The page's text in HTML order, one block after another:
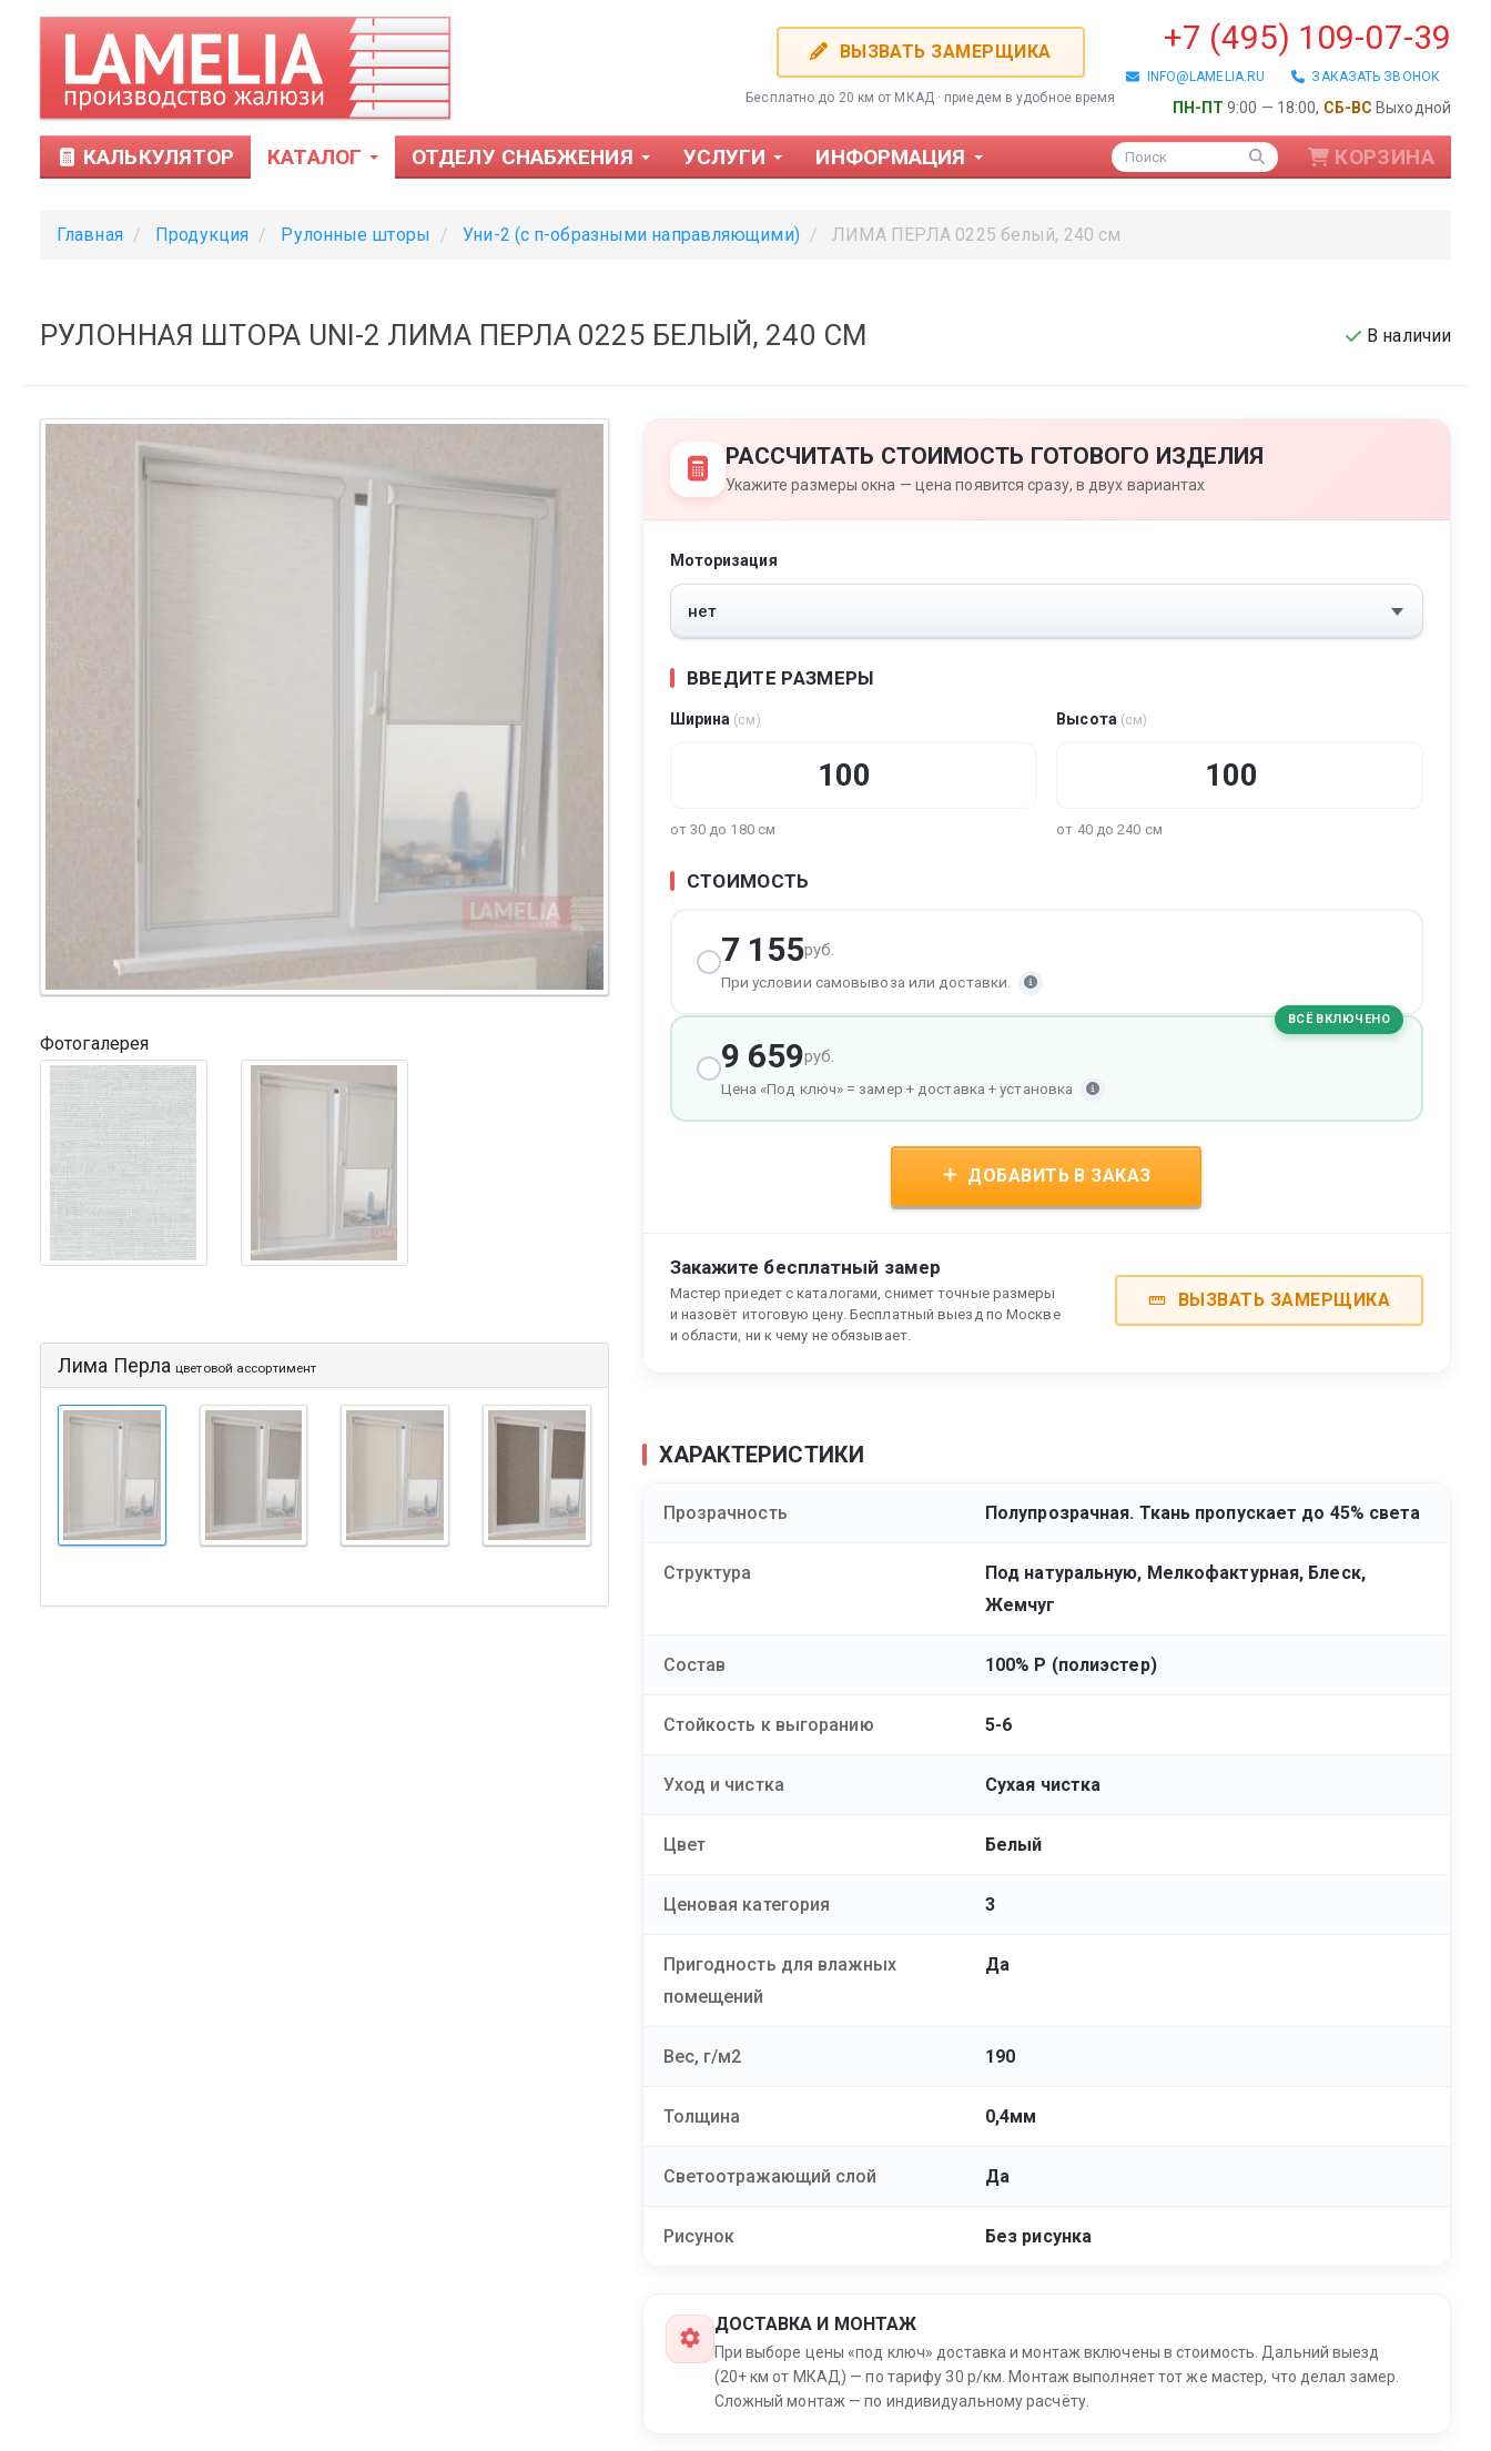
ВЫЗВАТЬ ЗАМЕРЩИКА
Бесплатно до 20 км от МКАД · приедем в удобное время
+7 (495) 109-07-39
INFO@LAMELIA.RU ЗАКАЗАТЬ ЗВОНОК
ПН-ПТ 9:00 — 18:00, СБ-ВС Выходной
КАЛЬКУЛЯТОР КАТАЛОГ ОТДЕЛУ СНАБЖЕНИЯ УСЛУГИ ИНФОРМАЦИЯ Поиск КОРЗИНА
Главная Продукция Рулонные шторы Уни-2 (с п-образными направляющими) ЛИМА ПЕРЛА 0225 белый, 240 см
РУЛОННАЯ ШТОРА UNI-2 ЛИМА ПЕРЛА 0225 БЕЛЫЙ, 240 СМ В наличии
Фотогалерея
Лима Перлацветовой ассортимент
РАССЧИТАТЬ СТОИМОСТЬ ГОТОВОГО ИЗДЕЛИЯ
Укажите размеры окна — цена появится сразу, в двух вариантах
Моторизация
ВВЕДИТЕ РАЗМЕРЫ
Ширина (см)
от 30 до 180 см
Высота (см)
от 40 до 240 см
СТОИМОСТЬ
7 155руб.
При условии самовывоза или доставки.
ВСЁ ВКЛЮЧЕНО
9 659руб.
Цена «Под ключ» = замер + доставка + установка
ДОБАВИТЬ В ЗАКАЗ
Закажите бесплатный замер
Мастер приедет с каталогами, снимет точные размеры
и назовёт итоговую цену. Бесплатный выезд по Москве
и области, ни к чему не обязывает.
ВЫЗВАТЬ ЗАМЕРЩИКА
ХАРАКТЕРИСТИКИ
Прозрачность Полупрозрачная. Ткань пропускает до 45% света
Структура
Под натуральную, Мелкофактурная, Блеск,
Жемчуг
Состав 100% Р (полиэстер)
Стойкость к выгоранию 5-6
Уход и чистка Сухая чистка
Цвет Белый
Ценовая категория 3
Пригодность для влажных
помещений
Да
Вес, г/м2 190
Толщина 0,4мм
Светоотражающий слой Да
Рисунок Без рисунка
ДОСТАВКА И МОНТАЖ
При выборе цены «под ключ» доставка и монтаж включены в стоимость. Дальний выезд
(20+ км от МКАД) — по тарифу 30 р/км. Монтаж выполняет тот же мастер, что делал замер.
Сложный монтаж — по индивидуальному расчёту.